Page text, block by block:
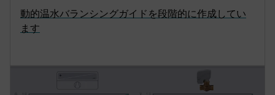
動的温水バランシングガイドを段階的に作成してい
ます